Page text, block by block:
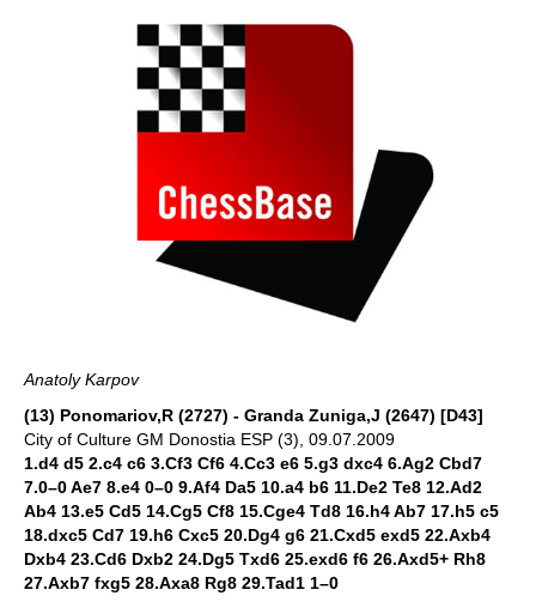
Anatoly Karpov
(13) Ponomariov,R (2727) - Granda Zuniga,J (2647) [D43]
City of Culture GM Donostia ESP (3), 09.07.2009
1.d4 d5 2.c4 c6 3.Cf3 Cf6 4.Cc3 e6 5.g3 dxc4 6.Ag2 Cbd7
7.0–0 Ae7 8.e4 0–0 9.Af4 Da5 10.a4 b6 11.De2 Te8 12.Ad2
Ab4 13.e5 Cd5 14.Cg5 Cf8 15.Cge4 Td8 16.h4 Ab7 17.h5 c5
18.dxc5 Cd7 19.h6 Cxc5 20.Dg4 g6 21.Cxd5 exd5 22.Axb4
Dxb4 23.Cd6 Dxb2 24.Dg5 Txd6 25.exd6 f6 26.Axd5+ Rh8
27.Axb7 fxg5 28.Axa8 Rg8 29.Tad1 1–0